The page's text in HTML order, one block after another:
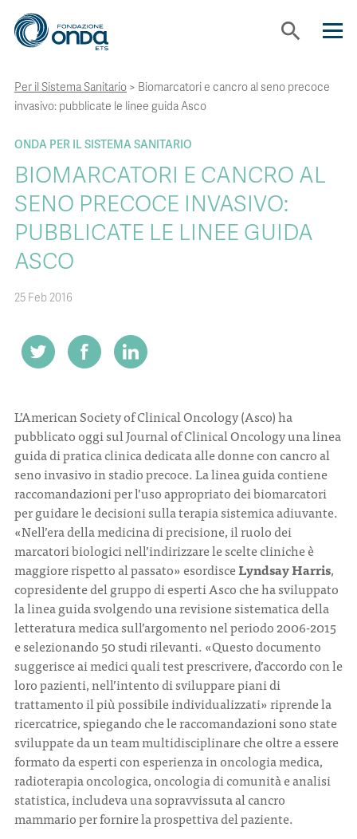
search
CHI SIAMO
CON CHI LAVORIAMO
STRUMENTI
BOLLINI
NEWS
ENG
Per il Sistema Sanitario > Biomarcatori e cancro al seno precoce
invasivo: pubblicate le linee guida Asco
ONDA PER IL SISTEMA SANITARIO
BIOMARCATORI E CANCRO AL
SENO PRECOCE INVASIVO:
PUBBLICATE LE LINEE GUIDA
ASCO
25 Feb 2016
L’American Society of Clinical Oncology (Asco) ha
pubblicato oggi sul Journal of Clinical Oncology una linea
guida di pratica clinica dedicata alle donne con cancro al
seno invasivo in stadio precoce. La linea guida contiene
raccomandazioni per l’uso appropriato dei biomarcatori
per guidare le decisioni sulla terapia sistemica adiuvante.
«Nell’era della medicina di precisione, il ruolo dei
marcatori biologici nell’indirizzare le scelte cliniche è
maggiore rispetto al passato» esordisceLyndsay Harris,
copresidente del gruppo di esperti Asco che ha sviluppato
la linea guida svolgendo una revisione sistematica della
letteratura medica sull’argomento nel periodo 2006-2015
e selezionando 50 studi rilevanti. «Questo documento
suggerisce ai medici quali test prescrivere, d’accordo con le
loro pazienti, nell’intento di sviluppare piani di
trattamento il più possibile individualizzati» riprende la
ricercatrice, spiegando che le raccomandazioni sono state
sviluppate da un team multidisciplinare che oltre a essere
formato da esperti con esperienza in oncologia medica,
radioterapia oncologica, oncologia di comunità e analisi
statistica, includeva una sopravvissuta al cancro
mammario per fornire la prospettiva del paziente.